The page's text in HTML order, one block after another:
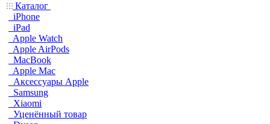
Каталог
iPhone
iPad
Apple Watch
Apple AirPods
MacBook
Apple Mac
Аксессуары Apple
Samsung
Xiaomi
Уценённый товар